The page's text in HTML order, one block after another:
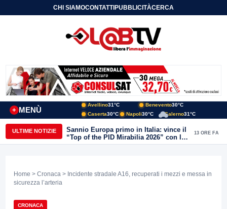
CHI SIAMOCONTATTIPUBBLICITÀCERCA
MENÙ
+
Avellino31°C Benevento30°C
Caserta30°C Napoli30°C Salerno31°C
ULTIME NOTIZIE
Sannio Europa primo in Italia: vince il
“Top of the PID Mirabilia 2026” con la
realtà virtuale nei musei del Sannio
13 ORE FA
Home > Cronaca > Incidente stradale A16, recuperati i mezzi e messa in
sicurezza l’arteria
CRONACA